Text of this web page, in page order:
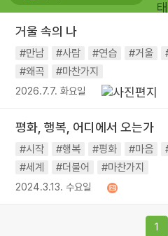
#희망
#나눔 #친구 #링컨학교
#독서
#건강
거울 속의 나
#만남 #사람 #연습 #거울
#왜곡
#마찬가지
2026.7.7. 화요일
평화, 행복, 어디에서 오는가
#시작 #행복 #평화 #마음
#세계
#더불어 #마찬가지
2024.3.13. 수요일
1